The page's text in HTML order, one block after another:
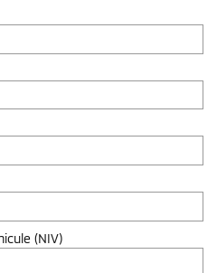
(NIV)